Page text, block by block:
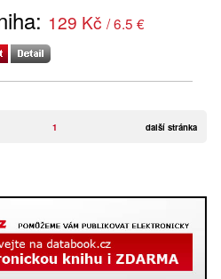
129 Kč / 6.5 €
další stránka
1